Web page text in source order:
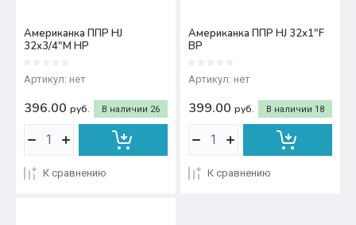
Американка ППР HJ
32х3/4"M НР
Артикул: нет
В наличии 26
396.00 руб.
К сравнению
Американка ППР HJ 32х1"F
ВР
Артикул: нет
В наличии 18
399.00 руб.
К сравнению